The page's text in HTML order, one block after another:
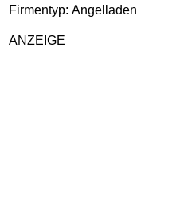
Firmentyp: Angelladen
ANZEIGE